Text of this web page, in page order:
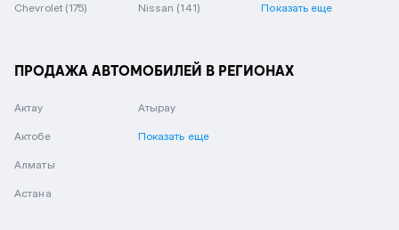
Chevrolet (175) Nissan (141) Показать еще
ПРОДАЖА АВТОМОБИЛЕЙ В РЕГИОНАХ
Актау
Актобе
Алматы
Астана
Атырау
Показать еще